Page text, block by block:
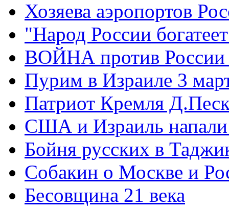
Хозяева аэропортов
"Народ России
ВОЙНА против России
Пурим в Израиле 3
Патриот Кремля
США и Израиль
Бойня русских в
Собакин о Москве и
Бесовщина 21 века